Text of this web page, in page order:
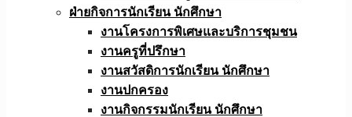
ฝ่ายกิจการนักเรียน นักศึกษา
งานโครงการพิเศษและบริการชุมชน
งานครูที่ปรึกษา
งานสวัสดิการนักเรียน นักศึกษา
งานปกครอง
งานกิจกรรมนักเรียน นักศึกษา